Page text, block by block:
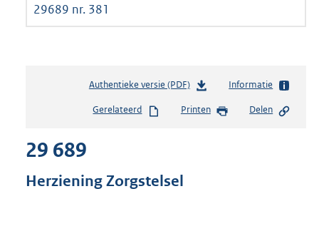
29689 nr. 381
Authentieke versie (PDF)b
s
Informatie
Gerelateerd Printen Delen
29 689
Herziening Zorgstelsel